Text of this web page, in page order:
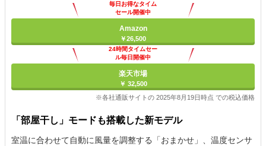
毎日お得なタイム
セール開催中
Amazon
￥26,500
24時間タイムセー
ル毎日開催中
楽天市場
￥ 32,500
※各社通販サイトの 2025年8月19日時点 での税込価格
「部屋干し」モードも搭載した新モデル
室温に合わせて自動に風量を調整する「おまかせ」、温度センサ